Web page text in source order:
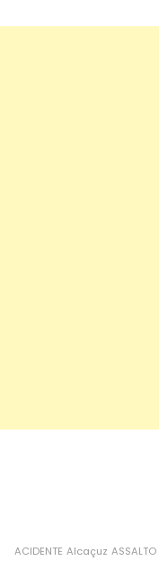
ACIDENTE Alcaçuz ASSALTO